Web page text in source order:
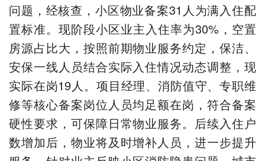
问题，经核查，小区物业备案31人为满入住配
置标准。现阶段小区业主入住率为30%，空置
房源占比大，按照前期物业服务约定，保洁、
安保一线人员结合实际入住情况动态调整，现
实际在岗19人。项目经理、消防值守、专职维
修等核心备案岗位人员均足额在岗，符合备案
硬性要求，可保障日常物业服务。后续入住户
数增加后，物业将及时增补人员，进一步提升